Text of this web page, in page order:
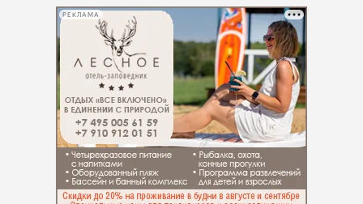
РЕКЛАМА